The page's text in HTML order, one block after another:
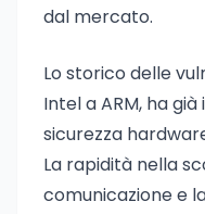
dal mercato.
Lo storico delle
Intel a ARM, ha
sicurezza
La rapidità nella
comunicazione e